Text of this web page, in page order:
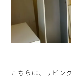
こちらは、リビン